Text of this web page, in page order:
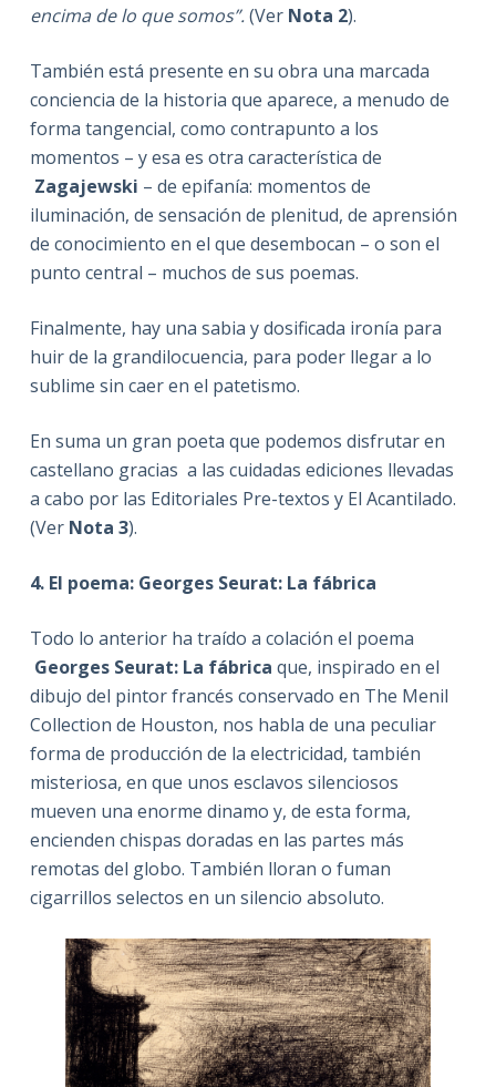
encima de lo que somos”.(Ver Nota 2).
También está presente en su obra una marcada
conciencia de la historia que aparece, a menudo de
forma tangencial, como contrapunto a los
momentos – y esa es otra característica de
Zagajewski – de epifanía: momentos de
iluminación, de sensación de plenitud, de aprensión
de conocimiento en el que desembocan – o son el
punto central – muchos de sus poemas.
Finalmente, hay una sabia y dosificada ironía para
huir de la grandilocuencia, para poder llegar a lo
sublime sin caer en el patetismo.
En suma un gran poeta que podemos disfrutar en
castellano gracias a las cuidadas ediciones llevadas
a cabo por las Editoriales Pre-textos y El Acantilado.
(Ver Nota 3).
4. El poema: Georges Seurat: La fábrica
Todo lo anterior ha traído a colación el poema
Georges Seurat: La fábrica que, inspirado en el
dibujo del pintor francés conservado en The Menil
Collection de Houston, nos habla de una peculiar
forma de producción de la electricidad, también
misteriosa, en que unos esclavos silenciosos
mueven una enorme dinamo y, de esta forma,
encienden chispas doradas en las partes más
remotas del globo. También lloran o fuman
cigarrillos selectos en un silencio absoluto.